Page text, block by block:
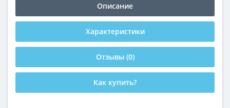
Описание
Характеристики
Отзывы (0)
Как купить?